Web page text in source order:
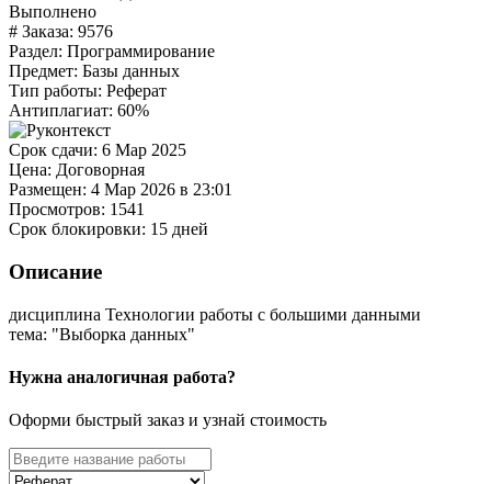
Выполнено
# Заказа: 9576
Раздел: Программирование
Предмет: Базы данных
Тип работы: Реферат
Антиплагиат: 60%
Срок сдачи: 6 Мар 2025
Цена: Договорная
Размещен: 4 Мар 2026 в 23:01
Просмотров: 1541
Срок блокировки: 15 дней
Описание
дисциплина Технологии работы с большими данными
тема: "Выборка данных"
Нужна аналогичная работа?
Оформи быстрый заказ и узнай стоимость